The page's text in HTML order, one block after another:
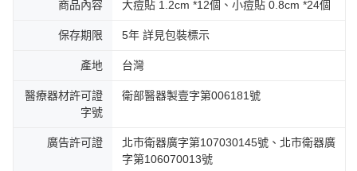
商品內容 大痘貼 1.2cm *12個、小痘貼 0.8cm *24個
保存期限 5年 詳見包裝標示
產地 台灣
醫療器材許可證
字號
衛部醫器製壹字第006181號
廣告許可證
北市衛器廣字第107030145號、北市衛器廣
字第106070013號